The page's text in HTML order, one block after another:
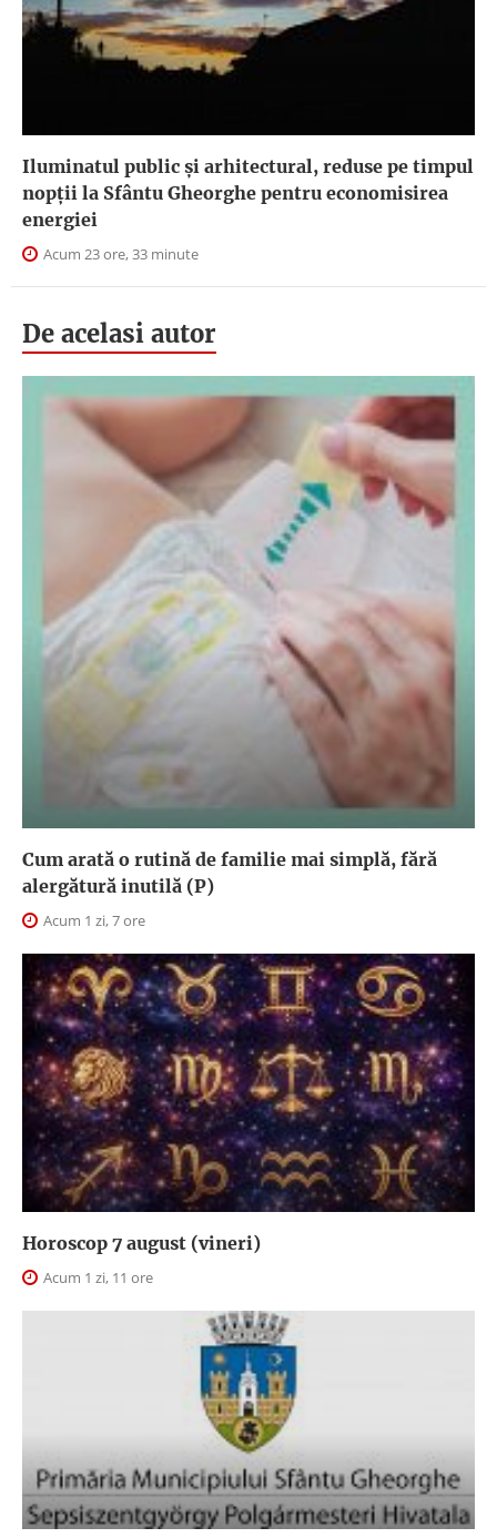
Iluminatul public şi arhitectural, reduse pe timpul
nopţii la Sfântu Gheorghe pentru economisirea
energiei
Acum 23 ore, 33 minute
De acelasi autor
Cum arată o rutină de familie mai simplă, fără
alergătură inutilă (P)
Acum 1 zi, 7 ore
Horoscop 7 august (vineri)
Acum 1 zi, 11 ore